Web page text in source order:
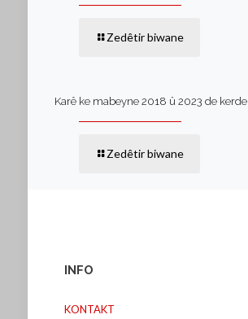
Zedêtir biwane
Karê ke mabeyne 2018 û 2023 de kerde
Zedêtir biwane
INFO
KONTAKT